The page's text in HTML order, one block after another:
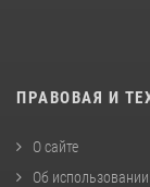
ПРАВОВАЯ И
О сайте
Об